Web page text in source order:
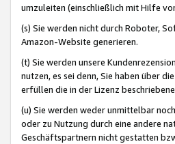
umzuleiten (einschließlich mit Hilfe
(s) Sie werden nicht durch Roboter,
Amazon-Website generieren.
(t) Sie werden unsere
nutzen, es sei denn, Sie haben über
erfüllen die in der Lizenz
(u) Sie werden weder unmittelbar
oder zu Nutzung durch eine andere
Geschäftspartnern nicht gestatten